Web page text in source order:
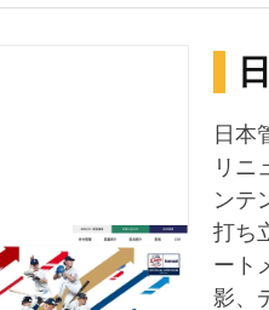
日本
リニ
ンテ
打ち
ート
影、